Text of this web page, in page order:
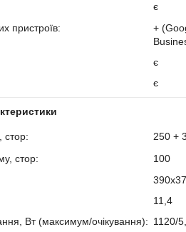
є
пристроїв:
+
є
є
стор:
250 +
стор:
100
11,4
Вт (максимум/очікування): 1120/